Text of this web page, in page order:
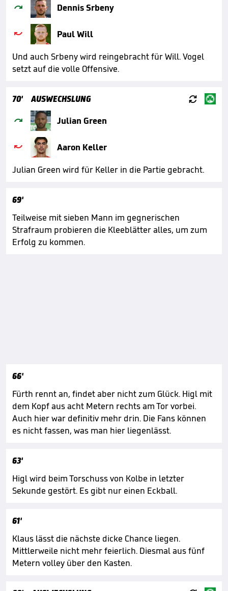
 Dennis Srbeny

Paul Will
Und auch Srbeny wird reingebracht für Will. Vogel
setzt auf die volle Offensive.
70' AUSWECHSLUNG 
 Julian Green

Aaron Keller
Julian Green wird für Keller in die Partie gebracht.
69'
Teilweise mit sieben Mann im gegnerischen
Strafraum probieren die Kleeblätter alles, um zum
Erfolg zu kommen.
66'
Fürth rennt an, findet aber nicht zum Glück. Higl mit
dem Kopf aus acht Metern rechts am Tor vorbei.
Auch hier war definitiv mehr drin. Die Fans können
es nicht fassen, was man hier liegenlässt.
63'
Higl wird beim Torschuss von Kolbe in letzter
Sekunde gestört. Es gibt nur einen Eckball.
61'
Klaus lässt die nächste dicke Chance liegen.
Mittlerweile nicht mehr feierlich. Diesmal aus fünf
Metern volley über den Kasten.